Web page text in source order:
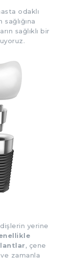
odaklı
sağlığına
sağlıklı bir
yerine
, çene
zamanla